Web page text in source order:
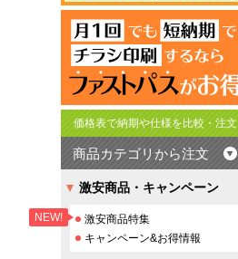
価格表で納期や仕様を比較・注文
商品カテゴリから注文
激安商品・キャンペーン
NEW!
激安商品特集
キャンペーン&お得情報